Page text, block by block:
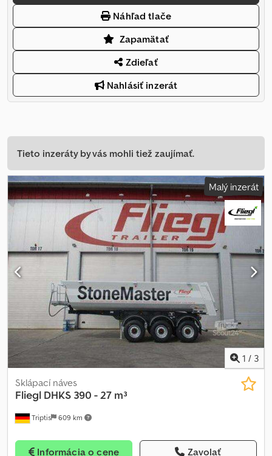
Náhľad tlače
Zapamätať
Zdieľať
Nahlásiť inzerát
Tieto inzeráty by vás mohli tiež zaujímať.
Malý inzerát
1 / 3
Triptis 609 km
Sklápací náves
Fliegl DHKS 390 - 27 m³
Informácia o cene Zavolať